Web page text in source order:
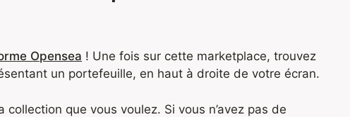
Opensea ! Une fois sur cette marketplace, trouvez
un portefeuille, en haut à droite de votre écran.
collection que vous voulez. Si vous n’avez pas de